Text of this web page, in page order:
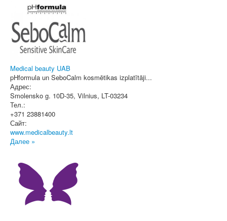
Medical beauty UAB
pHformula un SeboCalm kosmētikas izplatītāji...
Адрес:
Smolensko g. 10D-35, Vilnius, LT-03234
Тел.:
+371 23881400
Сайт:
www.medicalbeauty.lt
Далее »